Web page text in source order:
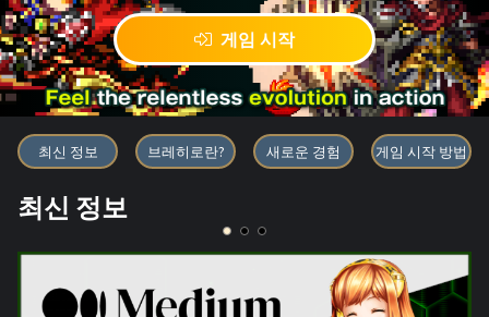
게임 시작
블록체인 게임 「BRAVE
최신 정보 브레히로란? 새로운 경험 게임 시작 방법
최신 정보